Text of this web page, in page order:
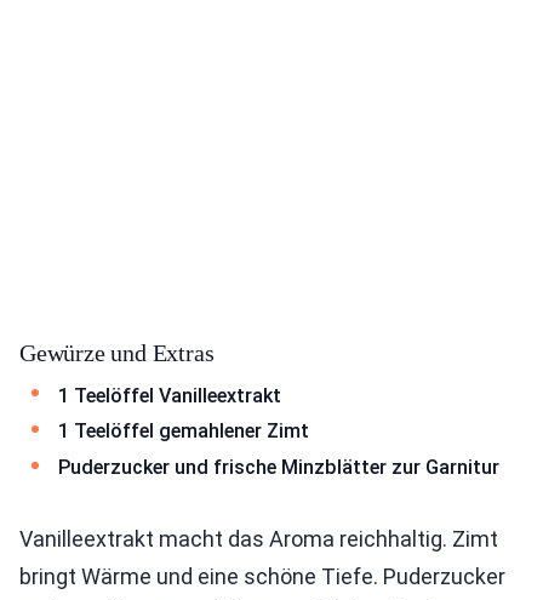
Gewürze und Extras
1 Teelöffel Vanilleextrakt
1 Teelöffel gemahlener Zimt
Puderzucker und frische Minzblätter zur Garnitur
Vanilleextrakt macht das Aroma reichhaltig. Zimt
bringt Wärme und eine schöne Tiefe. Puderzucker